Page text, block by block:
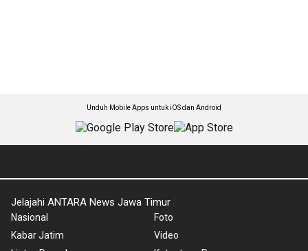
Unduh Mobile Apps untuk iOS dan Android
Jelajahi ANTARA News Jawa Timur
Nasional
Kabar Jatim
Foto
Video